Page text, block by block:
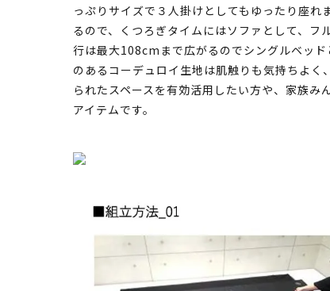
っぷりサイズで３人掛けとしてもゆったり座
るので、くつろぎタイムにはソファとして、
行は最大108cmまで広がるのでシングルベッ
のあるコーデュロイ生地は肌触りも気持ちよ
られたスペースを有効活用したい方や、家族
アイテムです。